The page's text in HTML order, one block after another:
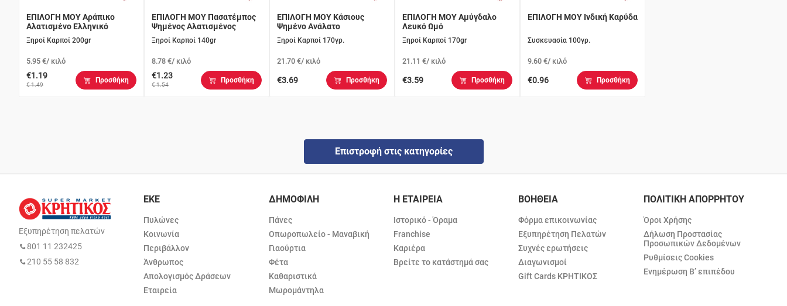
ΕΠΙΛΟΓΗ ΜΟΥ Αράπικο
Αλατισμένο Ελληνικό
Ξηροί Καρποί 200gr
5.95 €/ κιλό
€1.19
€ 1.49
Προσθήκη
ΕΠΙΛΟΓΗ ΜΟΥ Πασατέμπος
Ψημένος Αλατισμένος
Ξηροί Καρποί 140gr
8.78 €/ κιλό
€1.23
€ 1.54
Προσθήκη
ΕΠΙΛΟΓΗ ΜΟΥ Κάσιους
Ψημένο Ανάλατο
Ξηροί Καρποί 170γρ.
21.70 €/ κιλό
€3.69 Προσθήκη
ΕΠΙΛΟΓΗ ΜΟΥ Αμύγδαλο
Λευκό Ωμό
Ξηροί Καρποί 170gr
21.11 €/ κιλό
€3.59 Προσθήκη
ΕΠΙΛΟΓΗ ΜΟΥ Ινδική Καρύδα
Συσκευασία 100γρ.
9.60 €/ κιλό
€0.96 Προσθήκη
Επιστροφή στις κατηγορίες
Εξυπηρέτηση πελατών
801 11 232425
210 55 58 832
ΕΚΕ
Πυλώνες
Κοινωνία
Περιβάλλον
Άνθρωπος
Απολογισμός Δράσεων
Εταιρεία
ΔΗΜΟΦΙΛΗ
Πάνες
Οπωροπωλείο - Μαναβική
Γιαούρτια
Φέτα
Καθαριστικά
Μωρομάντηλα
Η ΕΤΑΙΡΕΙΑ
Ιστορικό - Όραμα
Franchise
Καριέρα
Βρείτε το κατάστημά σας
ΒΟΗΘΕΙΑ
Φόρμα επικοινωνίας
Εξυπηρέτηση Πελατών
Συχνές ερωτήσεις
Διαγωνισμοί
Gift Cards ΚΡΗΤΙΚΟΣ
ΠΟΛΙΤΙΚΗ ΑΠΟΡΡΗΤΟΥ
Όροι Χρήσης
Δήλωση Προστασίας
Προσωπικών Δεδομένων
Ρυθμίσεις Cookies
Ενημέρωση Β’ επιπέδου